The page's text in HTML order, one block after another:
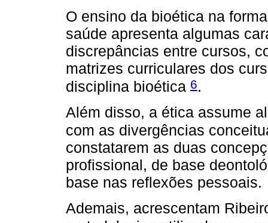
O ensino da bioética na
saúde apresenta algumas
discrepâncias entre cursos,
matrizes curriculares dos
disciplina bioética 6.
Além disso, a ética assume
com as divergências
constatarem as duas
profissional, de base
base nas reflexões pessoais.
Ademais, acrescentam